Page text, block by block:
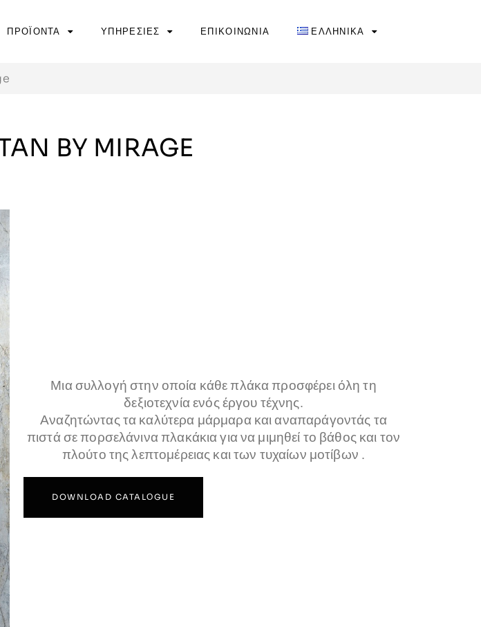
ΠΡΟΪΟΝΤΑ ΥΠΗΡΕΣΙΕΣ ΕΠΙΚΟΙΝΩΝΙΑ ΕΛΛΗΝΙΚΑ
BY MIRAGE
Μια συλλογή στην οποία κάθε πλάκα προσφέρει όλη τη
δεξιοτεχνία ενός έργου τέχνης.
Αναζητώντας τα καλύτερα μάρμαρα και αναπαράγοντάς τα
πιστά σε πορσελάνινα πλακάκια για να μιμηθεί το βάθος και τον
πλούτο της λεπτομέρειας και των τυχαίων μοτίβων .
DOWNLOAD CATALΟGUE